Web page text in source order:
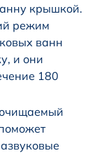
крышкой.
режим
ванн
и они
180
очищаемый